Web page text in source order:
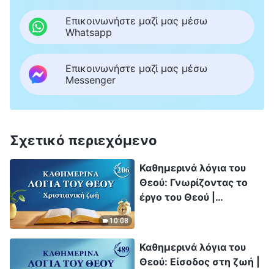
Επικοινωνήστε μαζί μας μέσω
Whatsapp
Επικοινωνήστε μαζί μας μέσω
Messenger
Σχετικό περιεχόμενο
10:08
Καθημερινά λόγια του
Θεού: Γνωρίζοντας το
έργο του Θεού |
Καθημερινά λόγια του
Θεού: Είσοδος στη ζωή |